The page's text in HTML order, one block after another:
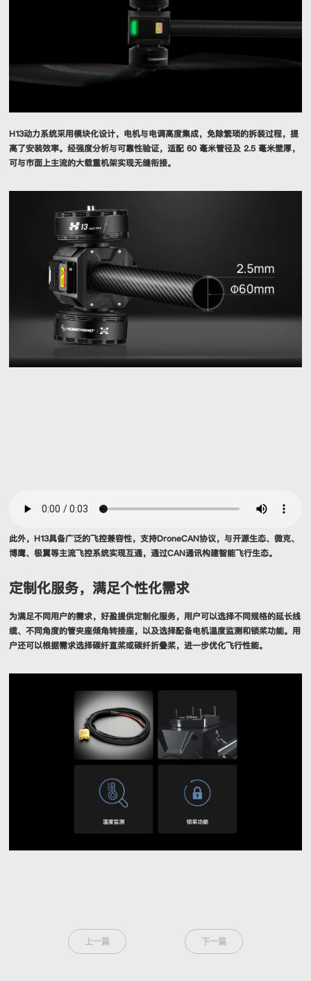
H13动力系统采用模块化设计，电机与电调高度集成，免除繁琐的拆装过程，提
高了安装效率。经强度分析与可靠性验证，适配 60 毫米管径及 2.5 毫米壁厚，
可与市面上主流的大载重机架实现无缝衔接。
此外，H13具备广泛的飞控兼容性，支持DroneCAN协议，与开源生态、微克、
博鹰、极翼等主流飞控系统实现互通，通过CAN通讯构建智能飞行生态。
定制化服务，满足个性化需求
为满足不同用户的需求，好盈提供定制化服务，用户可以选择不同规格的延长线
缆、不同角度的管夹座倾角转接座，以及选择配备电机温度监测和锁桨功能。用
户还可以根据需求选择碳纤直桨或碳纤折叠桨，进一步优化飞行性能。
上一篇 下一篇